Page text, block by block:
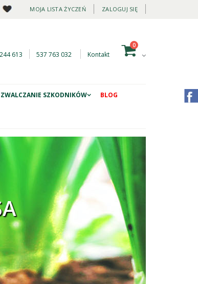
MOJA LISTA ŻYCZEŃ ZALOGUJ SIĘ
613 537 763 032 Kontakt
0
ZWALCZANIE SZKODNIKÓW BLOG